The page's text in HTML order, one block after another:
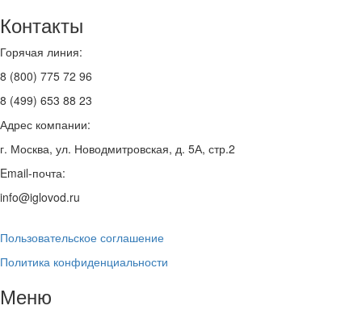
Контакты
Горячая линия:
8 (800) 775 72 96
8 (499) 653 88 23
Адрес компании:
г. Москва, ул. Новодмитровская, д. 5А, стр.2
Email-почта:
info@iglovod.ru
Пользовательское соглашение
Политика конфиденциальности
Меню